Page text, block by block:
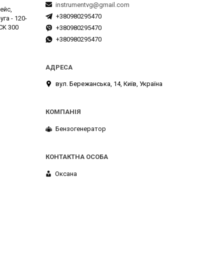
- 120-
300
instrumentvg@gmail.com
+380980295470
+380980295470
+380980295470
вул. Бережанська, 14, Київ, Україна
Бензогенератор
Оксана